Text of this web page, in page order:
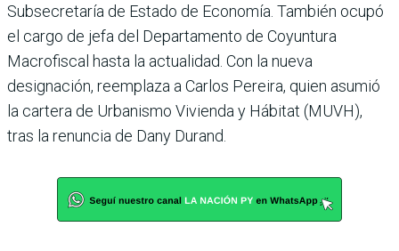
Subsecretaría de Estado de Economía. También ocupó
el cargo de jefa del Departamento de Coyuntura
Macrofiscal hasta la actualidad. Con la nueva
designación, reemplaza a Carlos Pereira, quien asumió
la cartera de Urbanismo Vivienda y Hábitat (MUVH),
tras la renuncia de Dany Durand.